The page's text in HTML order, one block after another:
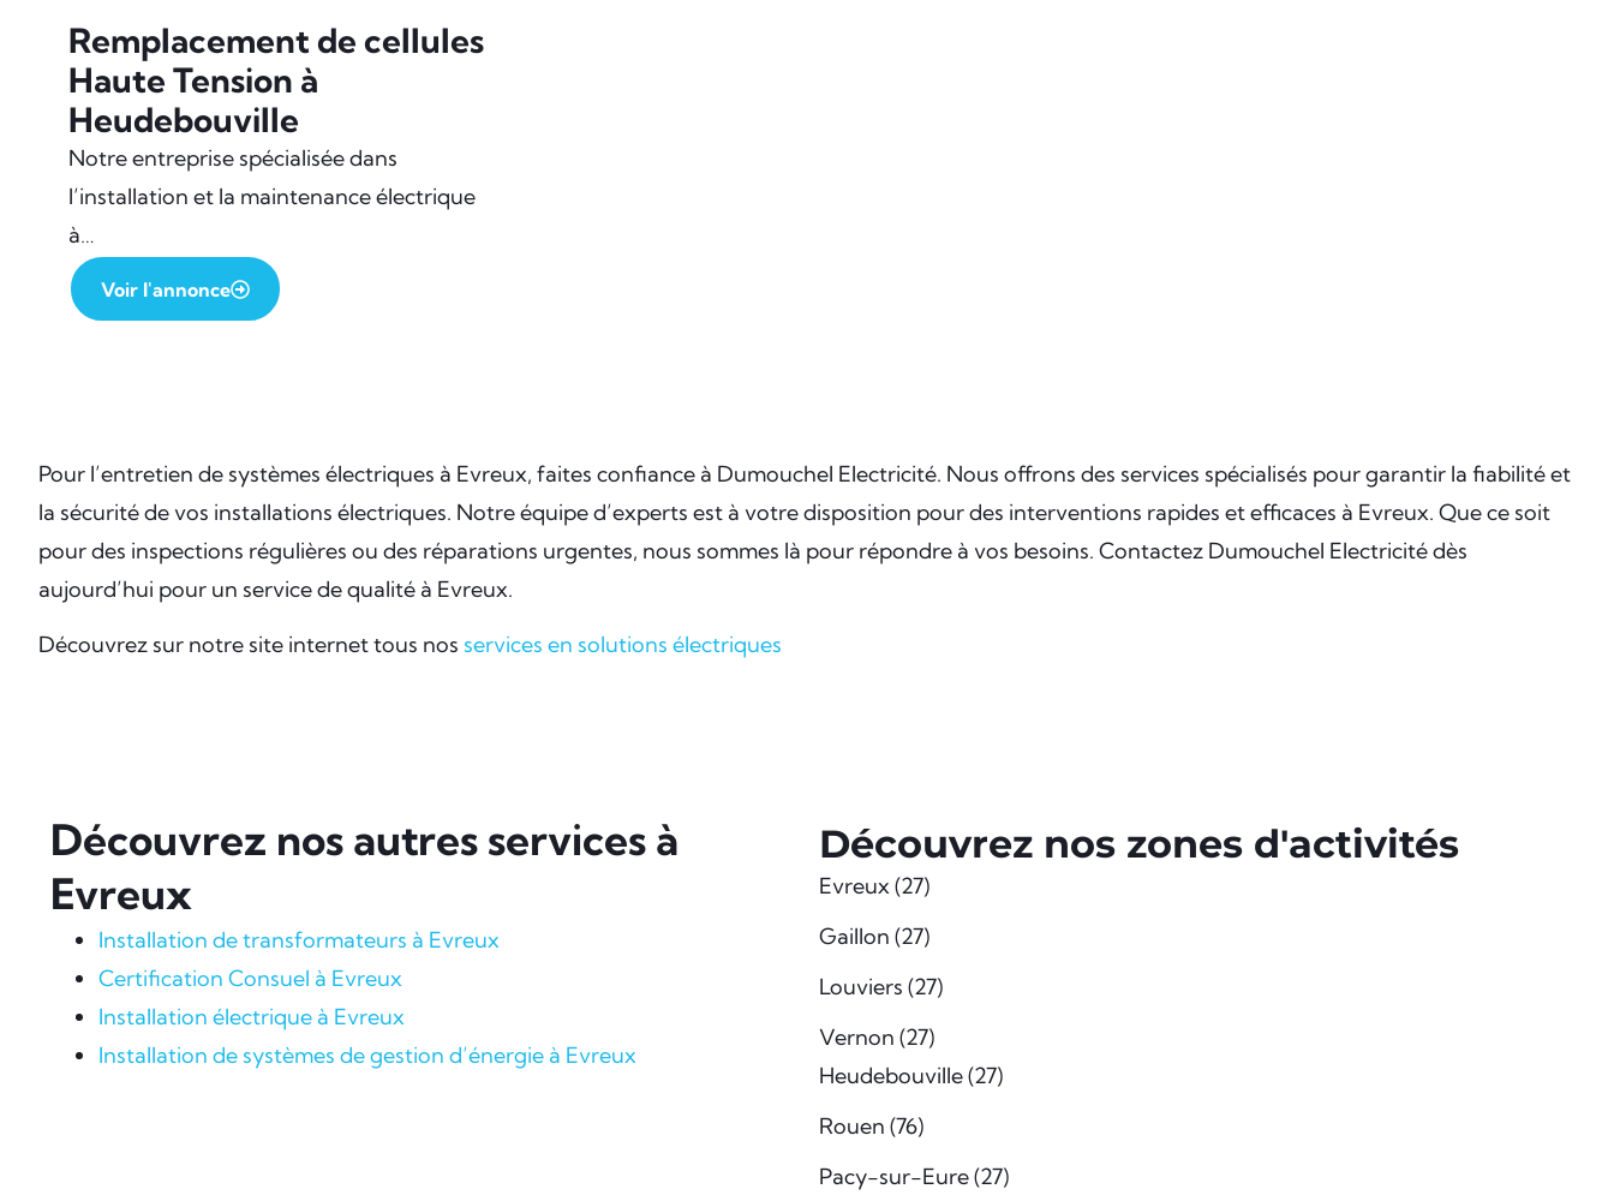
Remplacement de cellules
Haute Tension à
Heudebouville
Notre entreprise spécialisée dans
l’installation et la maintenance électrique
à…
Voir l'annonce
Pour l’entretien de systèmes électriques à Evreux, faites confiance à Dumouchel Electricité. Nous offrons des services spécialisés pour garantir la fiabilité et
la sécurité de vos installations électriques. Notre équipe d’experts est à votre disposition pour des interventions rapides et efficaces à Evreux. Que ce soit
pour des inspections régulières ou des réparations urgentes, nous sommes là pour répondre à vos besoins. Contactez Dumouchel Electricité dès
aujourd’hui pour un service de qualité à Evreux.
Découvrez sur notre site internet tous nos services en solutions électriques
Découvrez nos autres services à
Evreux
Installation de transformateurs à Evreux
Certification Consuel à Evreux
Installation électrique à Evreux
Installation de systèmes de gestion d’énergie à Evreux
Découvrez nos zones d'activités
Evreux (27)
Gaillon (27)
Louviers (27)
Vernon (27)
Heudebouville (27)
Rouen (76)
Pacy-sur-Eure (27)